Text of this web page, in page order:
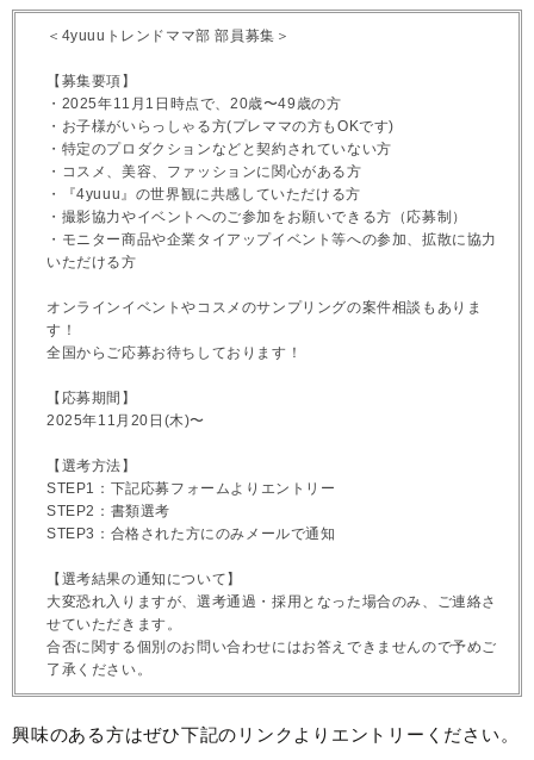
＜4yuuuトレンドママ部 部員募集＞
【募集要項】
・2025年11月1日時点で、20歳〜49歳の方
・お子様がいらっしゃる方(プレママの方もOKです)
・特定のプロダクションなどと契約されていない方
・コスメ、美容、ファッションに関心がある方
・『4yuuu』の世界観に共感していただける方
・撮影協力やイベントへのご参加をお願いできる方（応募制）
・モニター商品や企業タイアップイベント等への参加、拡散に協力
いただける方
オンラインイベントやコスメのサンプリングの案件相談もありま
す！
全国からご応募お待ちしております！
【応募期間】
2025年11月20日(木)〜
【選考方法】
STEP1：下記応募フォームよりエントリー
STEP2：書類選考
STEP3：合格された方にのみメールで通知
【選考結果の通知について】
大変恐れ入りますが、選考通過・採用となった場合のみ、ご連絡さ
せていただきます。
合否に関する個別のお問い合わせにはお答えできませんので予めご
了承ください。
興味のある方はぜひ下記のリンクよりエントリーください。